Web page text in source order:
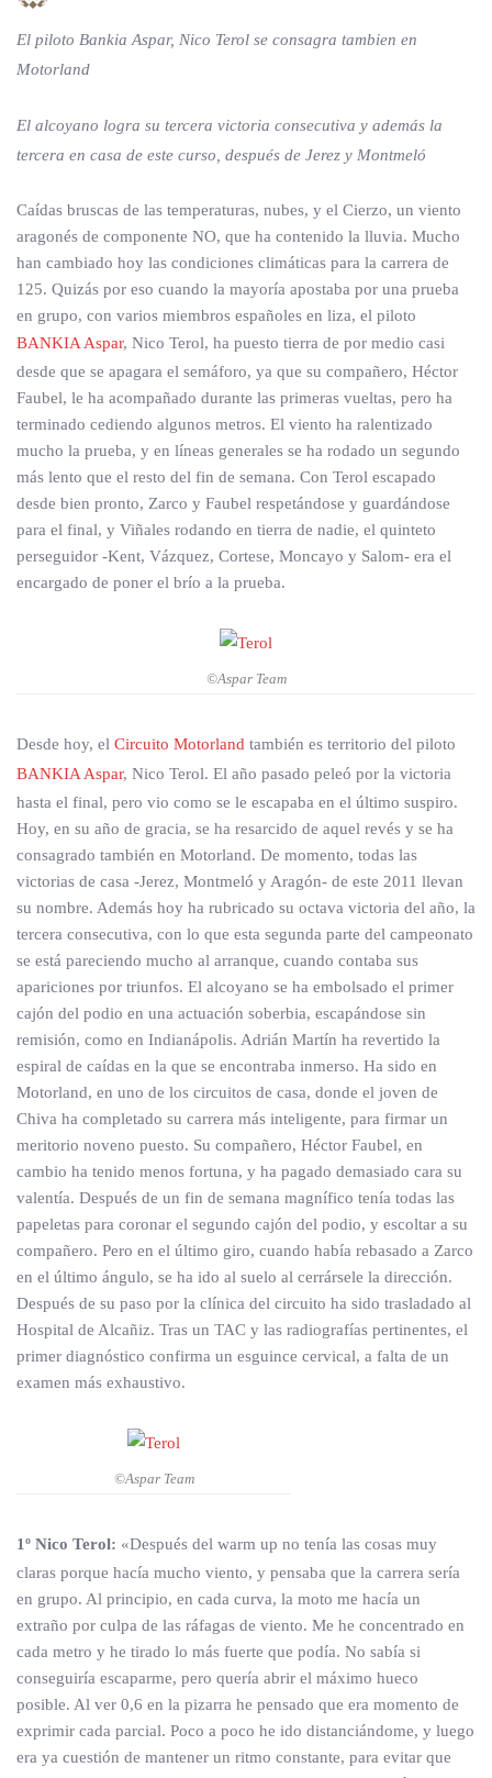
El piloto Bankia Aspar, Nico Terol se consagra tambien en
Motorland
El alcoyano logra su tercera victoria consecutiva y además la
tercera en casa de este curso, después de Jerez y Montmeló
Caídas bruscas de las temperaturas, nubes, y el Cierzo, un viento
aragonés de componente NO, que ha contenido la lluvia. Mucho
han cambiado hoy las condiciones climáticas para la carrera de
125. Quizás por eso cuando la mayoría apostaba por una prueba
en grupo, con varios miembros españoles en liza, el piloto
BANKIA Aspar, Nico Terol, ha puesto tierra de por medio casi
desde que se apagara el semáforo, ya que su compañero, Héctor
Faubel, le ha acompañado durante las primeras vueltas, pero ha
terminado cediendo algunos metros. El viento ha ralentizado
mucho la prueba, y en líneas generales se ha rodado un segundo
más lento que el resto del fin de semana. Con Terol escapado
desde bien pronto, Zarco y Faubel respetándose y guardándose
para el final, y Viñales rodando en tierra de nadie, el quinteto
perseguidor -Kent, Vázquez, Cortese, Moncayo y Salom- era el
encargado de poner el brío a la prueba.
©Aspar Team
Desde hoy, el Circuito Motorland también es territorio del piloto
BANKIA Aspar, Nico Terol. El año pasado peleó por la victoria
hasta el final, pero vio como se le escapaba en el último suspiro.
Hoy, en su año de gracia, se ha resarcido de aquel revés y se ha
consagrado también en Motorland. De momento, todas las
victorias de casa -Jerez, Montmeló y Aragón- de este 2011 llevan
su nombre. Además hoy ha rubricado su octava victoria del año, la
tercera consecutiva, con lo que esta segunda parte del campeonato
se está pareciendo mucho al arranque, cuando contaba sus
apariciones por triunfos. El alcoyano se ha embolsado el primer
cajón del podio en una actuación soberbia, escapándose sin
remisión, como en Indianápolis. Adrián Martín ha revertido la
espiral de caídas en la que se encontraba inmerso. Ha sido en
Motorland, en uno de los circuitos de casa, donde el joven de
Chiva ha completado su carrera más inteligente, para firmar un
meritorio noveno puesto. Su compañero, Héctor Faubel, en
cambio ha tenido menos fortuna, y ha pagado demasiado cara su
valentía. Después de un fin de semana magnífico tenía todas las
papeletas para coronar el segundo cajón del podio, y escoltar a su
compañero. Pero en el último giro, cuando había rebasado a Zarco
en el último ángulo, se ha ido al suelo al cerrársele la dirección.
Después de su paso por la clínica del circuito ha sido trasladado al
Hospital de Alcañiz. Tras un TAC y las radiografías pertinentes, el
primer diagnóstico confirma un esguince cervical, a falta de un
examen más exhaustivo.
©Aspar Team
1º Nico Terol: «Después del warm up no tenía las cosas muy
claras porque hacía mucho viento, y pensaba que la carrera sería
en grupo. Al principio, en cada curva, la moto me hacía un
extraño por culpa de las ráfagas de viento. Me he concentrado en
cada metro y he tirado lo más fuerte que podía. No sabía si
conseguiría escaparme, pero quería abrir el máximo hueco
posible. Al ver 0,6 en la pizarra he pensado que era momento de
exprimir cada parcial. Poco a poco he ido distanciándome, y luego
era ya cuestión de mantener un ritmo constante, para evitar que